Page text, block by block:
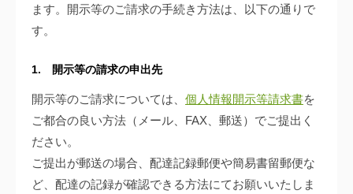
ます。開示等のご請求の手続き方法は、以下の通りで
す。
1. 開示等の請求の申出先
開示等のご請求については、 個人情報開示等請求書を
ご都合の良い方法（メール、FAX、郵送）でご提出く
ださい。
ご提出が郵送の場合、配達記録郵便や簡易書留郵便な
ど、配達の記録が確認できる方法にてお願いいたしま